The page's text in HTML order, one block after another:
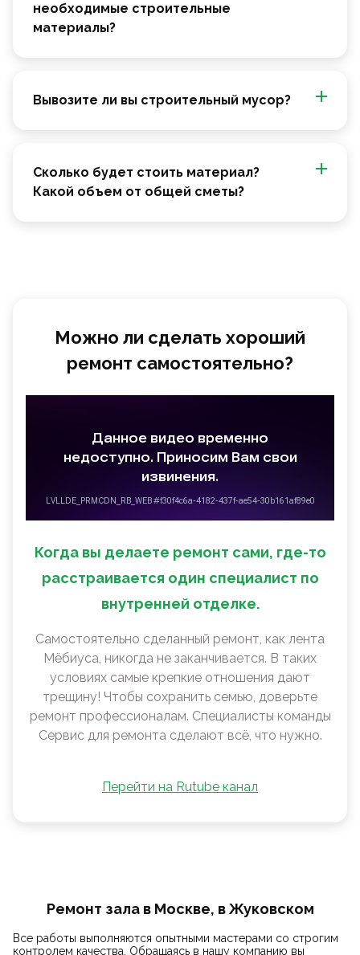
необходимые строительные
материалы?
Вывозите ли вы строительный мусор?
Сколько будет стоить материал?
Какой объем от общей сметы?
Можно ли сделать хороший
ремонт самостоятельно?
Когда вы делаете ремонт сами, где-то
расстраивается один специалист по
внутренней отделке.
Самостоятельно сделанный ремонт, как лента
Мëбиуса, никогда не заканчивается. В таких
условиях самые крепкие отношения дают
трещину! Чтобы сохранить семью, доверьте
ремонт профессионалам. Специалисты команды
Сервис для ремонта сделают всё, что нужно.
Перейти на Rutube канал
Ремонт зала в Москве, в Жуковском
Все работы выполняются опытными мастерами со строгим
контролем качества. Обращаясь в нашу компанию вы